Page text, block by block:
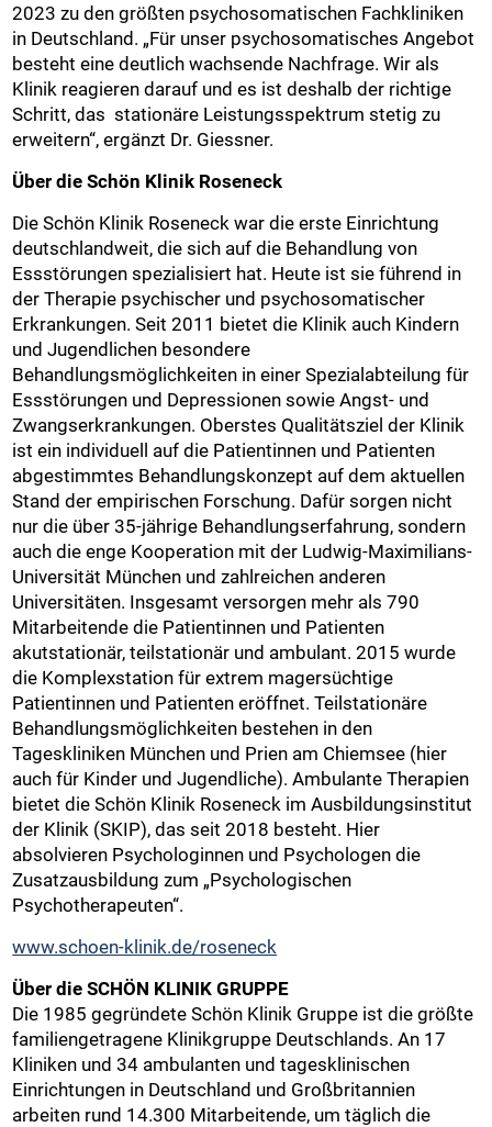
2023 zu den größten psychosomatischen Fachkliniken
in Deutschland. „Für unser psychosomatisches Angebot
besteht eine deutlich wachsende Nachfrage. Wir als
Klinik reagieren darauf und es ist deshalb der richtige
Schritt, das stationäre Leistungsspektrum stetig zu
erweitern“, ergänzt Dr. Giessner.
Über die Schön Klinik Roseneck
Die Schön Klinik Roseneck war die erste Einrichtung
deutschlandweit, die sich auf die Behandlung von
Essstörungen spezialisiert hat. Heute ist sie führend in
der Therapie psychischer und psychosomatischer
Erkrankungen. Seit 2011 bietet die Klinik auch Kindern
und Jugendlichen besondere
Behandlungsmöglichkeiten in einer Spezialabteilung für
Essstörungen und Depressionen sowie Angst- und
Zwangserkrankungen. Oberstes Qualitätsziel der Klinik
ist ein individuell auf die Patientinnen und Patienten
abgestimmtes Behandlungskonzept auf dem aktuellen
Stand der empirischen Forschung. Dafür sorgen nicht
nur die über 35-jährige Behandlungserfahrung, sondern
auch die enge Kooperation mit der Ludwig-Maximilians-
Universität München und zahlreichen anderen
Universitäten. Insgesamt versorgen mehr als 790
Mitarbeitende die Patientinnen und Patienten
akutstationär, teilstationär und ambulant. 2015 wurde
die Komplexstation für extrem magersüchtige
Patientinnen und Patienten eröffnet. Teilstationäre
Behandlungsmöglichkeiten bestehen in den
Tageskliniken München und Prien am Chiemsee (hier
auch für Kinder und Jugendliche). Ambulante Therapien
bietet die Schön Klinik Roseneck im Ausbildungsinstitut
der Klinik (SKIP), das seit 2018 besteht. Hier
absolvieren Psychologinnen und Psychologen die
Zusatzausbildung zum „Psychologischen
Psychotherapeuten“.
www.schoen-klinik.de/roseneck
Über die SCHÖN KLINIK GRUPPE
Die 1985 gegründete Schön Klinik Gruppe ist die größte
familiengetragene Klinikgruppe Deutschlands. An 17
Kliniken und 34 ambulanten und tagesklinischen
Einrichtungen in Deutschland und Großbritannien
arbeiten rund 14.300 Mitarbeitende, um täglich die